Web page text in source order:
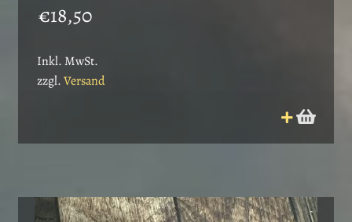
€18,50
Inkl. MwSt.
zzgl.Versand